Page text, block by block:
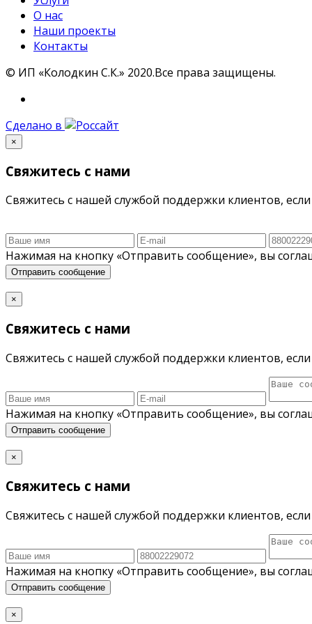
О нас
Наши проекты
Контакты
© ИП «Колодкин С.К.» 2020.Все права защищены.
Сделано в
×
Свяжитесь с нами
Свяжитесь с нашей службой поддержки клиентов,
Нажимая на кнопку «Отправить сообщение», вы
Отправить сообщение
×
Свяжитесь с нами
Свяжитесь с нашей службой поддержки клиентов,
Нажимая на кнопку «Отправить сообщение», вы
Отправить сообщение
×
Свяжитесь с нами
Свяжитесь с нашей службой поддержки клиентов,
Нажимая на кнопку «Отправить сообщение», вы
Отправить сообщение
×